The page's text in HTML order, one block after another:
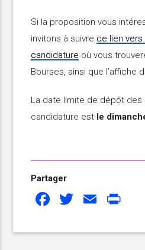
Si la proposition vous
invitons à suivre ce lien
candidature où vous
Bourses, ainsi que l’affiche
La date limite de dépôt des
candidature est le
Partager
Facebook
Twitter
Email